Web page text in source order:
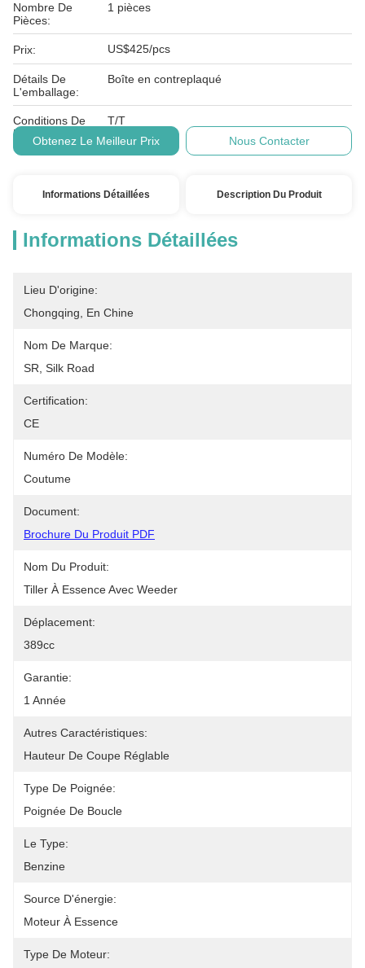
Nombre De
Pièces:
1 pièces
Prix: US$425/pcs
Détails De
L'emballage:
Boîte en contreplaqué
Conditions De
Paiement:
T/T
Obtenez Le Meilleur Prix
Nous Contacter
Informations Détaillées Description Du Produit
Informations Détaillées
Lieu D'origine:
Chongqing, En Chine
Nom De Marque:
SR, Silk Road
Certification:
CE
Numéro De Modèle:
Coutume
Document:
Brochure Du Produit PDF
Nom Du Produit:
Tiller À Essence Avec Weeder
Déplacement:
389cc
Garantie:
1 Année
Autres Caractéristiques:
Hauteur De Coupe Réglable
Type De Poignée:
Poignée De Boucle
Le Type:
Benzine
Source D'énergie:
Moteur À Essence
Type De Moteur: